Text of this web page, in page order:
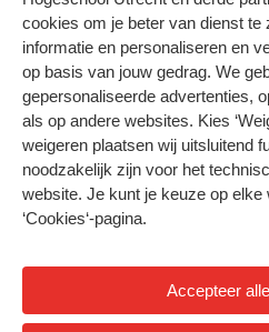
cookies om je beter van dienst te
informatie en personaliseren en
op basis van jouw gedrag. We
gepersonaliseerde advertenties,
als op andere websites. Kies
weigeren plaatsen wij uitsluitend
noodzakelijk zijn voor het
website. Je kunt je keuze op elke
‘Cookies‘-pagina.
Accepteer
HIER KOMT
Privacy
Cookies